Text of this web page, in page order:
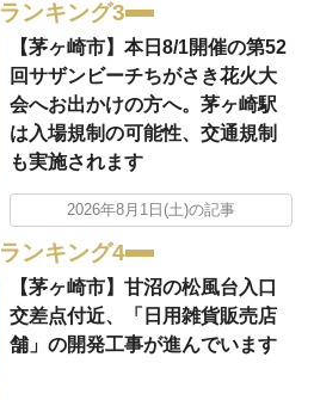
ランキング3
【茅ヶ崎市】本日8/1開催の第52
回サザンビーチちがさき花火大
会へお出かけの方へ。茅ヶ崎駅
は入場規制の可能性、交通規制
も実施されます
2026年8月1日(土)の記事
ランキング4
【茅ヶ崎市】甘沼の松風台入口
交差点付近、「日用雑貨販売店
舗」の開発工事が進んでいます